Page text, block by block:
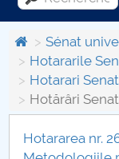
Despre
Centrul de
Sénat
Hotararile
Hotarari
Hotărâri
Hotararea nr.